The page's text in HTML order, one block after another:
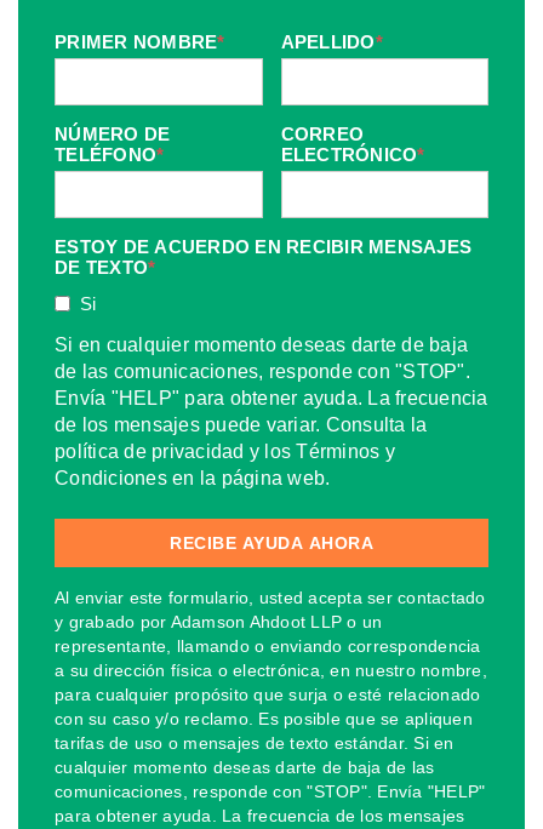
PRIMER NOMBRE* APELLIDO*
NÚMERO DE
TELÉFONO*
CORREO
ELECTRÓNICO*
ESTOY DE ACUERDO EN RECIBIR MENSAJES
DE TEXTO*
Si
Si en cualquier momento deseas darte de baja
de las comunicaciones, responde con "STOP".
Envía "HELP" para obtener ayuda. La frecuencia
de los mensajes puede variar. Consulta la
política de privacidad y los Términos y
Condiciones en la página web.
Al enviar este formulario, usted acepta ser contactado
y grabado por Adamson Ahdoot LLP o un
representante, llamando o enviando correspondencia
a su dirección física o electrónica, en nuestro nombre,
para cualquier propósito que surja o esté relacionado
con su caso y/o reclamo. Es posible que se apliquen
tarifas de uso o mensajes de texto estándar. Si en
cualquier momento deseas darte de baja de las
comunicaciones, responde con "STOP". Envía "HELP"
para obtener ayuda. La frecuencia de los mensajes